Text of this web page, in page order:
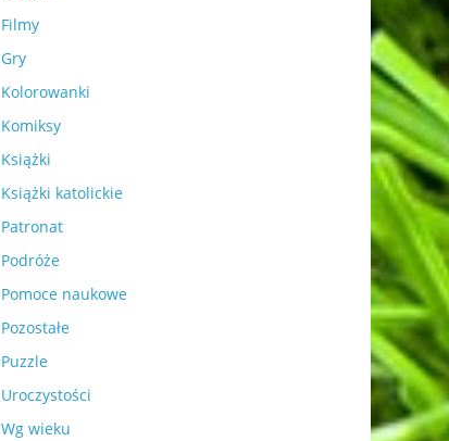
Filmy
Gry
Kolorowanki
Komiksy
Książki
Książki katolickie
Patronat
Podróże
Pomoce naukowe
Pozostałe
Puzzle
Uroczystości
Wg wieku